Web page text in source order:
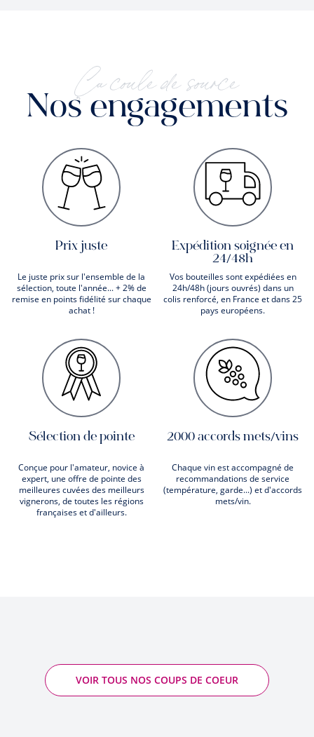
Ça coule de source
Nos engagements
Prix juste
Le juste prix sur l'ensemble de la
sélection, toute l'année... + 2% de
remise en points fidélité sur chaque
achat !
Expédition soignée en
24/48h
Vos bouteilles sont expédiées en
24h/48h (jours ouvrés) dans un
colis renforcé, en France et dans 25
pays européens.
Sélection de pointe
Conçue pour l'amateur, novice à
expert, une offre de pointe des
meilleures cuvées des meilleurs
vignerons, de toutes les régions
françaises et d'ailleurs.
2000 accords mets/vins
Chaque vin est accompagné de
recommandations de service
(température, garde...) et d'accords
mets/vin.
VOIR TOUS NOS COUPS DE COEUR